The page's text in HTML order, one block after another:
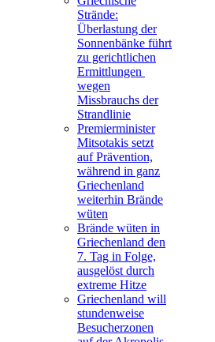
Strände:
Überlastung der
Sonnenbänke führt
zu gerichtlichen
Ermittlungen
wegen
Missbrauchs der
Strandlinie
Premierminister
Mitsotakis setzt
auf Prävention,
während in ganz
Griechenland
weiterhin Brände
wüten
Brände wüten in
Griechenland den
7. Tag in Folge,
ausgelöst durch
extreme Hitze
Griechenland will
stundenweise
Besucherzonen